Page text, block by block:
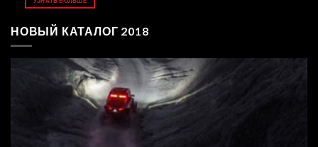
НОВЫЙ КАТАЛОГ 2018